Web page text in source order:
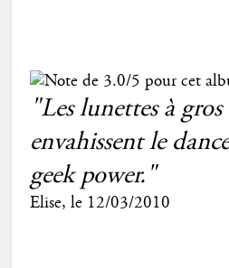
"Les lunettes à
envahissent le
geek power."
Elise, le 12/03/2010